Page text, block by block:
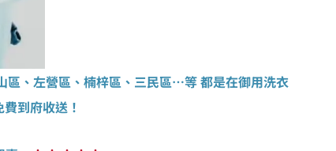
區、左營區、楠梓區、三民區…等 都是在御用洗衣
到府收送！